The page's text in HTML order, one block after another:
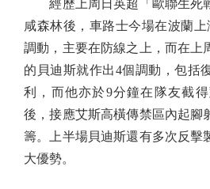
經歷上周日英超「歐聯生死
咸森林後，車路士今場在波蘭
調動，主要在防線之上，而在上
的貝迪斯就作出4個調動，包括
利，而他亦於9分鐘在隊友截
後，接應艾斯高橫傳禁區內起腳
籌。上半場貝迪斯還有多次反擊
大優勢。